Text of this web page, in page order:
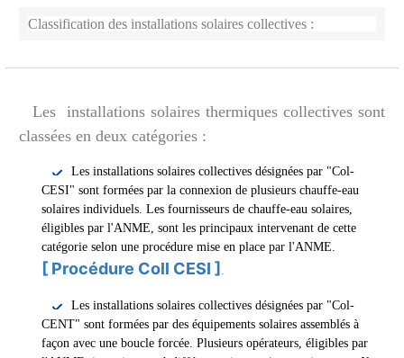
Classification des installations solaires collectives :
Les installations solaires thermiques collectives sont
classées en deux catégories :
Les installations solaires collectives désignées par "Col-
CESI" sont formées par la connexion de plusieurs chauffe-eau
solaires individuels. Les fournisseurs de chauffe-eau solaires,
éligibles par l'ANME, sont les principaux intervenant de cette
catégorie selon une procédure mise en place par l'ANME.
[ Procédure Coll CESI ] .
Les installations solaires collectives désignées par "Col-
CENT" sont formées par des équipements solaires assemblés à
façon avec une boucle forcée. Plusieurs opérateurs, éligibles par